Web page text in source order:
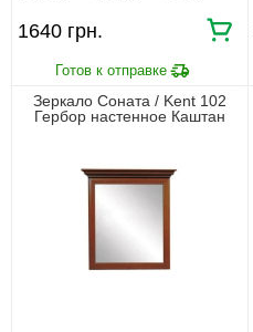
1640 грн.
Зеркало Соната / Kent 102
Гербор настенное Каштан